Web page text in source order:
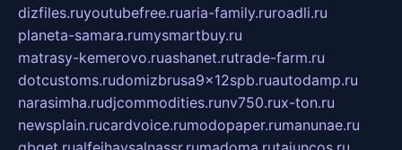
dizfiles.ruyoutubefree.ruaria-family.ruroadli.ru
planeta-samara.rumysmartbuy.ru
matrasy-kemerovo.ruashanet.rutrade-farm.ru
dotcustoms.rudomizbrusa9x12spb.ruautodamp.ru
narasimha.rudjcommodities.runv750.rux-ton.ru
newsplain.rucardvoice.rumodopaper.rumanunae.ru